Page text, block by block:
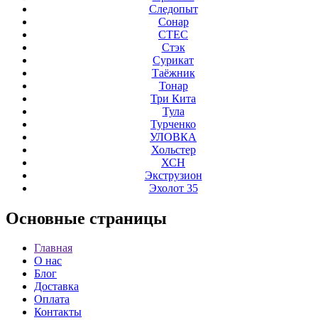
Следопыт
Сонар
СТЕС
Стэк
Сурикат
Таёжник
Тонар
Три Кита
Тула
Турченко
УЛОВКА
Хольстер
ХСН
Экструзион
Эхолот 35
Основные страницы
Главная
О нас
Блог
Доставка
Оплата
Контакты